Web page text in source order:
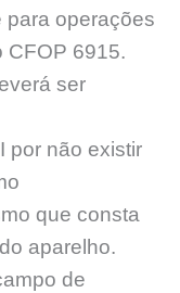
para operações
CFOP 6915.
ser
por não existir
que consta
aparelho.
de